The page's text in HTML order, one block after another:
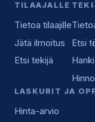
TILAAJALLE
Tietoa tilaajille
Jätä ilmoitus
Etsi tekijä
Etsi
LASKURIT JA
Hinta-arvio